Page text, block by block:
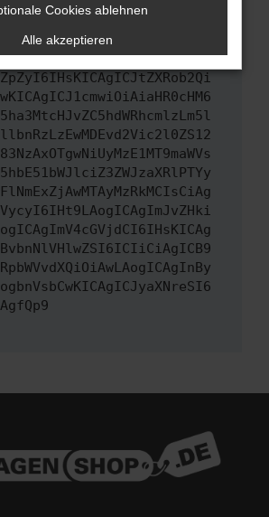
zu unterstützen:
Cookies ablehnen
Alle akzeptieren